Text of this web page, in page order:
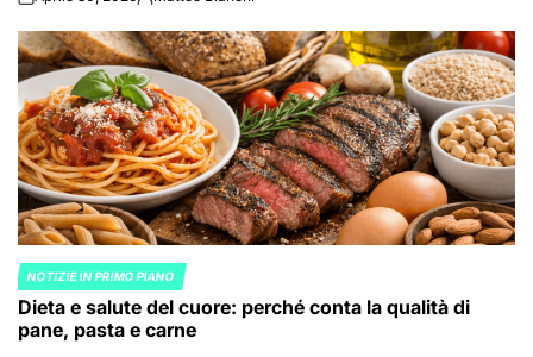
on
Posted
POSTED
IN
NOTIZIE IN PRIMO PIANO
Dieta e salute del cuore: perché conta la qualità di
pane, pasta e carne